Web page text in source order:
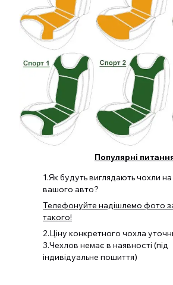
Популярні
1.Як будуть виглядають чохли
вашого авто?
Телефонуйте надішлемо фото
такого!
2.Ціну конкретного чохла
3.Чехлов немає в наявності (під
індивідуальне пошиття)